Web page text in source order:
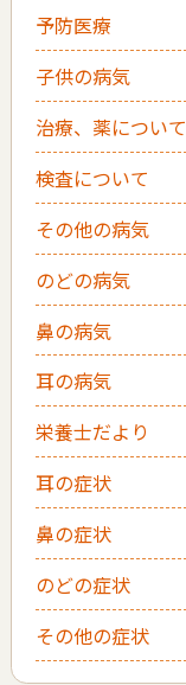
予防医療
子供の病気
治療、薬について
検査について
その他の病気
のどの病気
鼻の病気
耳の病気
栄養士だより
耳の症状
鼻の症状
のどの症状
その他の症状